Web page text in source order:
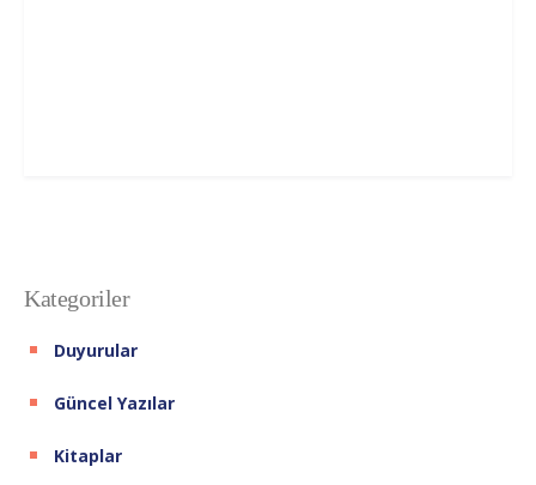
Kategoriler
Duyurular
Güncel Yazılar
Kitaplar